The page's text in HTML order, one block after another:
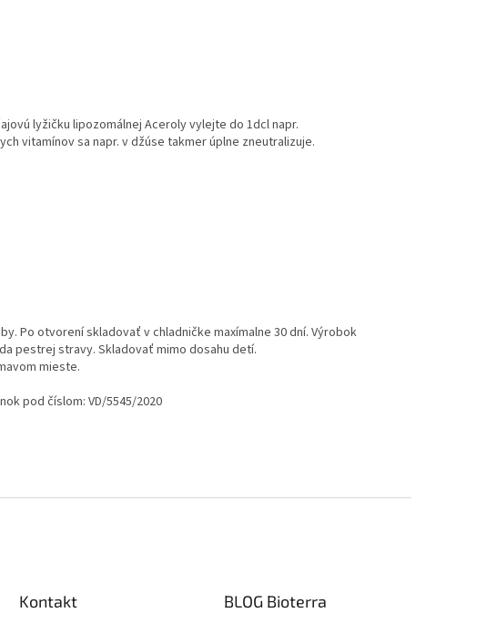
lyžičku lipozomálnej Aceroly vylejte do 1dcl napr.
vitamínov sa napr. v džúse takmer úplne zneutralizuje.
Po otvorení skladovať v chladničke maxímalne 30 dní. Výrobok
pestrej stravy. Skladovať mimo dosahu detí.
mieste.
pod číslom: VD/5545/2020
Kontakt BLOG Bioterra